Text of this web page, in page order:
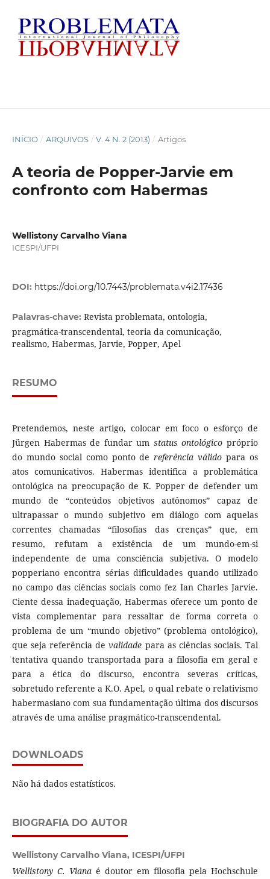
INÍCIO / ARQUIVOS / V. 4 N. 2 (2013) / Artigos
A teoria de Popper-Jarvie em
confronto com Habermas
Wellistony Carvalho Viana
ICESPI/UFPI
DOI: https://doi.org/10.7443/problemata.v4i2.17436
Palavras-chave: Revista problemata, ontologia,
pragmática-transcendental, teoria da comunicação,
realismo, Habermas, Jarvie, Popper, Apel
RESUMO
Pretendemos, neste artigo, colocar em foco o esforço de
Jürgen Habermas de fundar um status ontológico próprio
do mundo social como ponto dereferência válido para os
atos comunicativos. Habermas identifica a problemática
ontológica na preocupação de K. Popper de defender um
mundo de “conteúdos objetivos autônomos” capaz de
ultrapassar o mundo subjetivo em diálogo com aquelas
correntes chamadas “filosofias das crenças” que, em
resumo, refutam a existência de um mundo-em-si
independente de uma consciência subjetiva. O modelo
popperiano encontra sérias dificuldades quando utilizado
no campo das ciências sociais como fez Ian Charles Jarvie.
Ciente dessa inadequação, Habermas oferece um ponto de
vista complementar para ressaltar de forma correta o
problema de um “mundo objetivo” (problema ontológico),
que seja referência devalidade para as ciências sociais. Tal
tentativa quando transportada para a filosofia em geral e
para a ética do discurso, encontra severas críticas,
sobretudo referente a K.O. Apel, o qual rebate o relativismo
habermasiano com sua fundamentação última dos discursos
através de uma análise pragmático-transcendental.
DOWNLOADS
Não há dados estatísticos.
BIOGRAFIA DO AUTOR
Wellistony Carvalho Viana, ICESPI/UFPI
Wellistony C. Vianaé doutor em filosofia pela Hochschule